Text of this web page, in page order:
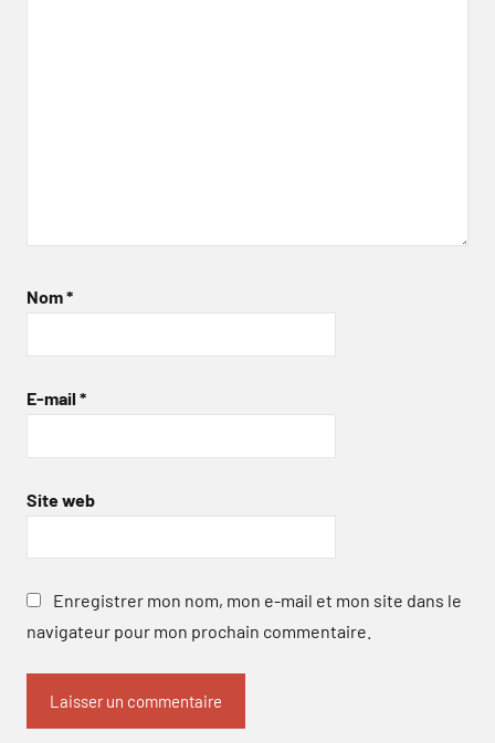
Nom*
E-mail *
Site web
Enregistrer mon nom, mon e-mail et mon site dans le
navigateur pour mon prochain commentaire.